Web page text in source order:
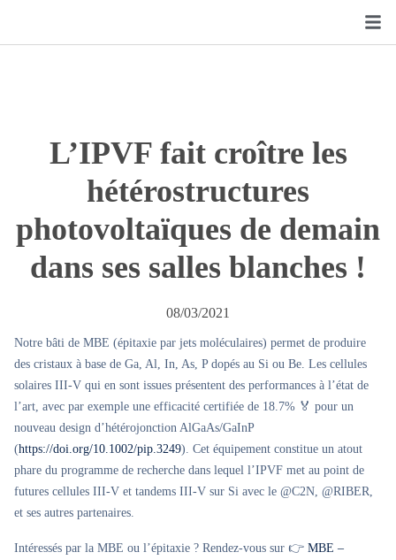
L’IPVF fait croître les
hétérostructures
photovoltaïques de demain
dans ses salles blanches !
08/03/2021
Notre bâti de MBE (épitaxie par jets moléculaires) permet de produire
des cristaux à base de Ga, Al, In, As, P dopés au Si ou Be. Les cellules
solaires III-V qui en sont issues présentent des performances à l’état de
l’art, avec par exemple une efficacité certifiée de 18.7% 🏅 pour un
nouveau design d’hétérojonction AlGaAs/GaInP
(https://doi.org/10.1002/pip.3249). Cet équipement constitue un atout
phare du programme de recherche dans lequel l’IPVF met au point de
futures cellules III-V et tandems III-V sur Si avec le @C2N, @RIBER,
et ses autres partenaires.
Intéressés par la MBE ou l’épitaxie ? Rendez-vous sur 👉 MBE –